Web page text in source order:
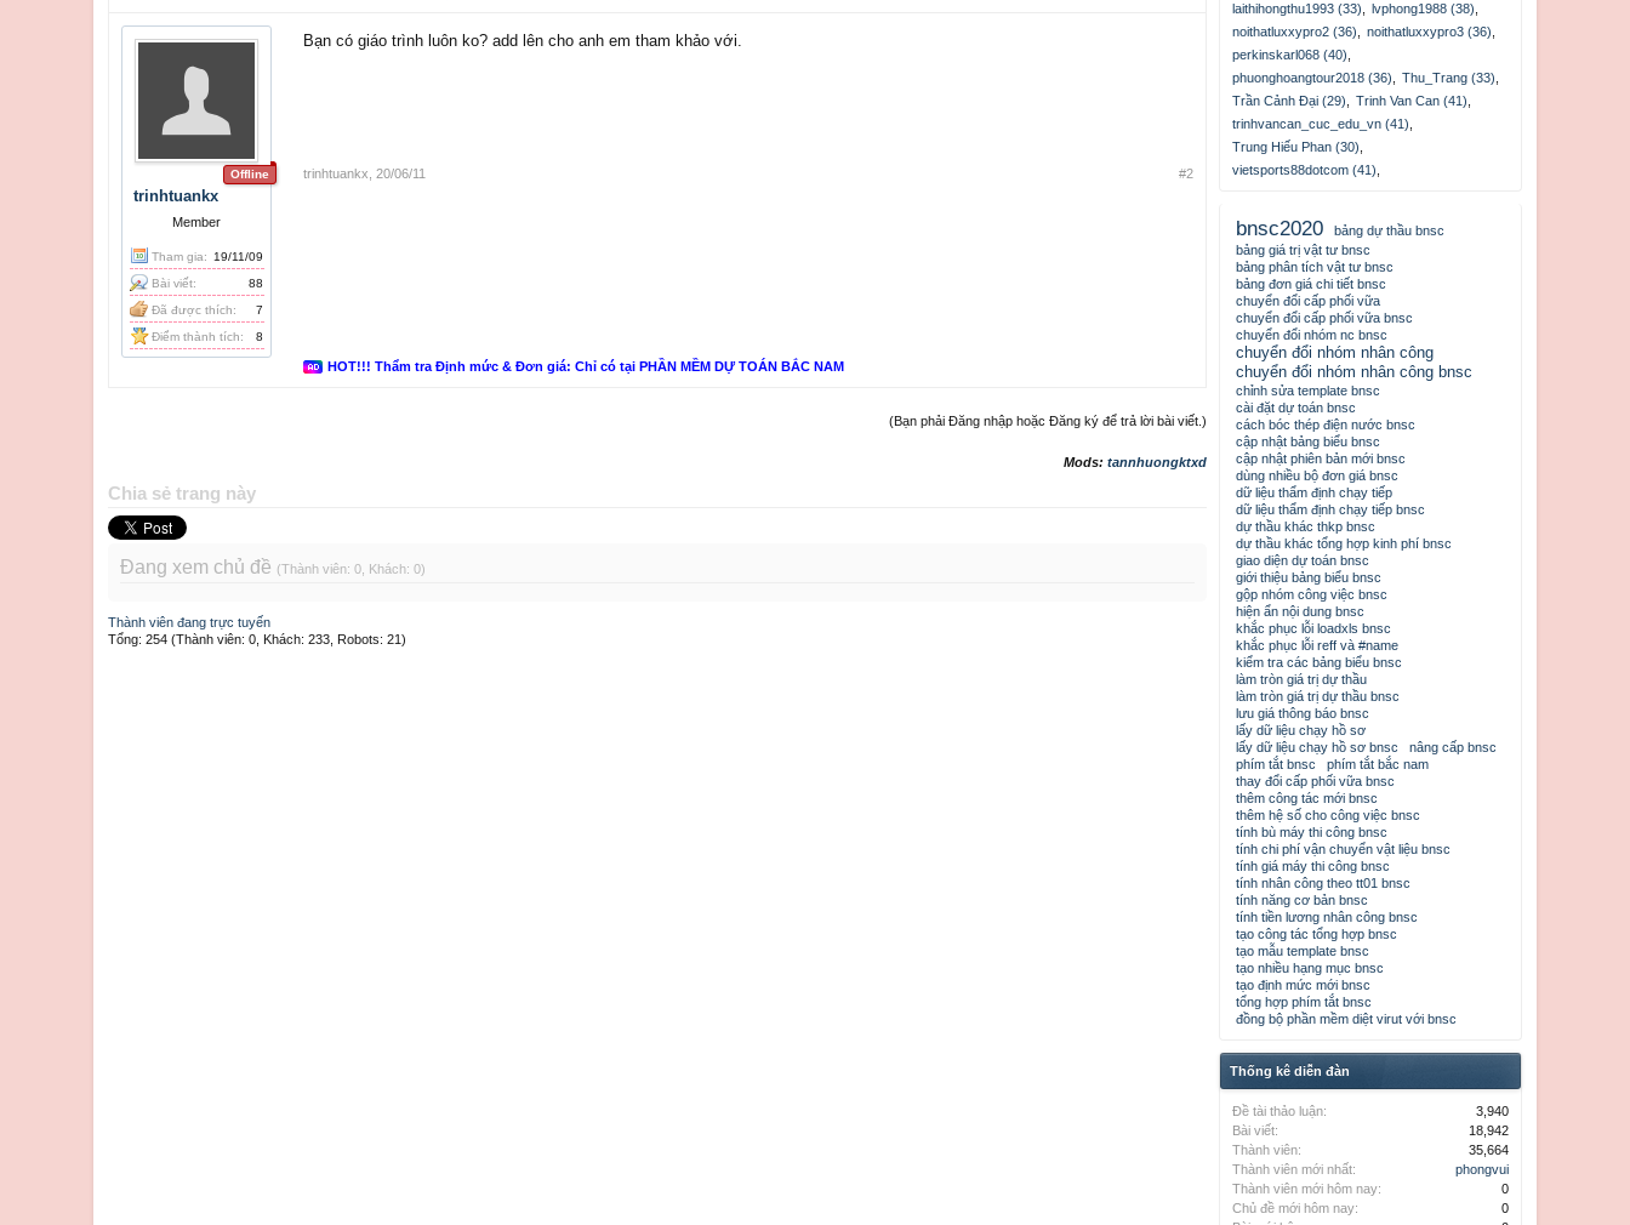
Offline
trinhtuankx
Member
Tham gia:
19/11/09
Bài viết:
88
Đã được thích:
7
Điểm thành tích:
8
Bạn có giáo trình luôn ko? add lên cho anh em tham khảo với.
trinhtuankx 20/06/11 #2
HOT!!! Thẩm tra Định mức & Đơn giá: Chỉ có tại PHẦN MỀM DỰ TOÁN BẮC NAM
(Bạn phải Đăng nhập hoặc Đăng ký để trả lời bài viết.)
Mods: tannhuongktxd
Chia sẻ trang này
Đang xem chủ đề (Thành viên: 0, Khách: 0)
Thành viên đang trực tuyến
Tổng: 254 (Thành viên: 0, Khách: 233, Robots: 21)
laithihongthu1993 (33)
lvphong1988 (38)
noithatluxxypro2 (36)
noithatluxxypro3 (36)
perkinskarl068 (40)
phuonghoangtour2018 (36)
Thu_Trang (33)
Trần Cảnh Đại (29)
Trinh Van Can (41)
trinhvancan_cuc_edu_vn (41)
Trung Hiếu Phan (30)
vietsports88dotcom (41)
bnsc2020
bảng dự thầu bnsc
bảng giá trị vật tư bnsc
bảng phân tích vật tư bnsc
bảng đơn giá chi tiết bnsc
chuyển đổi cấp phối vữa
chuyển đổi cấp phối vữa bnsc
chuyển đổi nhóm nc bnsc
chuyển đổi nhóm nhân công
chuyển đổi nhóm nhân công bnsc
chỉnh sửa template bnsc
cài đặt dự toán bnsc
cách bóc thép điện nước bnsc
cập nhật bảng biểu bnsc
cập nhật phiên bản mới bnsc
dùng nhiều bộ đơn giá bnsc
dữ liệu thẩm định chạy tiếp
dữ liệu thẩm định chạy tiếp bnsc
dự thầu khác thkp bnsc
dự thầu khác tổng hợp kinh phí bnsc
giao diện dự toán bnsc
giới thiệu bảng biểu bnsc
gộp nhóm công việc bnsc
hiện ẩn nội dung bnsc
khắc phục lỗi loadxls bnsc
khắc phục lỗi reff và #name
kiểm tra các bảng biểu bnsc
làm tròn giá trị dự thầu
làm tròn giá trị dự thầu bnsc
lưu giá thông báo bnsc
lấy dữ liệu chạy hồ sơ
lấy dữ liệu chạy hồ sơ bnsc
nâng cấp bnsc
phím tắt bnsc
phím tắt bắc nam
thay đổi cấp phối vữa bnsc
thêm công tác mới bnsc
thêm hệ số cho công việc bnsc
tính bù máy thi công bnsc
tính chi phí vận chuyển vật liệu bnsc
tính giá máy thi công bnsc
tính nhân công theo tt01 bnsc
tính năng cơ bản bnsc
tính tiền lương nhân công bnsc
tạo công tác tổng hợp bnsc
tạo mẫu template bnsc
tạo nhiều hạng mục bnsc
tạo định mức mới bnsc
tổng hợp phím tắt bnsc
đồng bộ phần mềm diệt virut với bnsc
Thống kê diễn đàn
Đề tài thảo luận:
3,940
Bài viết:
18,942
Thành viên:
35,664
Thành viên mới nhất:
phongvui
Thành viên mới hôm nay:
0
Chủ đề mới hôm nay:
0